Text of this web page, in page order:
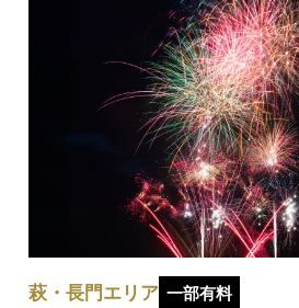
萩・長門エリア 一部有料